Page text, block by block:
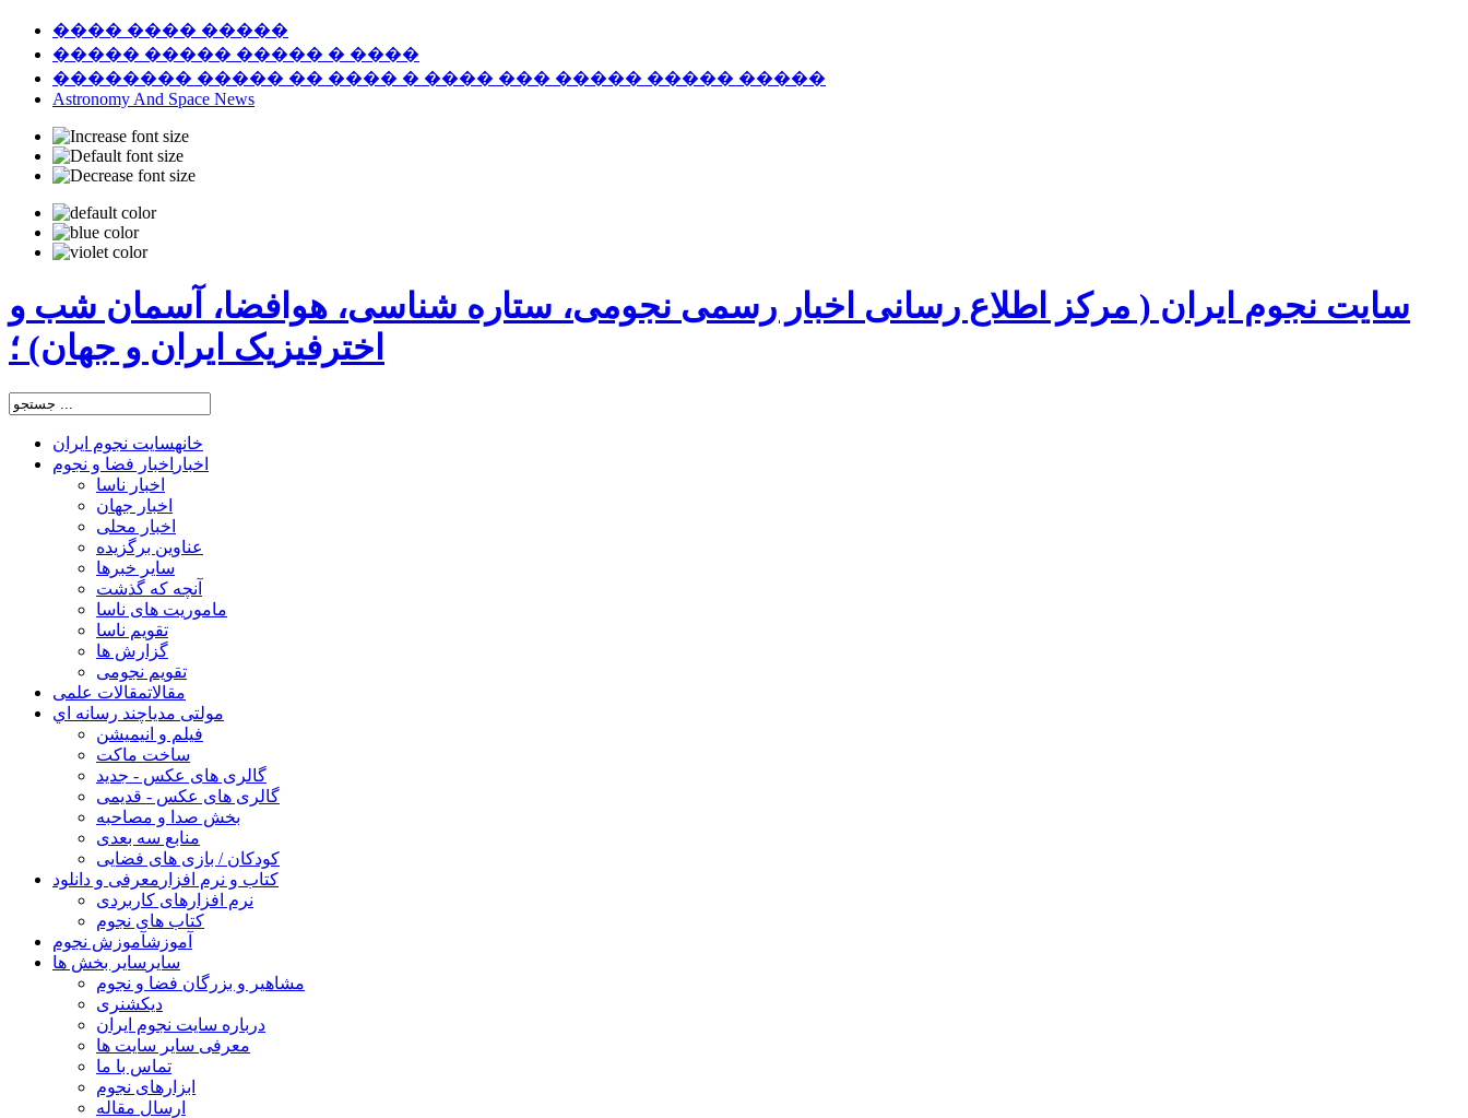
���� ���� �����
����� ����� ����� � ����
�������� ����� �� ���� � ���� ��� ����� ����� �����
Astronomy And Space News
سایت نجوم ایران ( مرکز اطلاع رسانی اخبار رسمی نجومی، ستاره شناسی، هوافضا، آسمان شب و
اخترفیزیک ایران و جهان) ؛
خانهسایت نجوم ایران
اخبار اخبار فضا و نجوم
اخبار ناسا
اخبار جهان
اخبار محلی
عناوین برگزیده
سایر خبرها
آنچه که گذشت
ماموریت های ناسا
تقویم ناسا
گزارش ها
تقویم نجومی
مقالاتمقالات علمی
مولتی مدیاچند رسانه اي
فیلم و انیمیشن
ساخت ماکت
گالری های عکس - جدید
گالری های عکس - قدیمی
بخش صدا و مصاحبه
منابع سه بعدی
کودکان / بازی های فضایی
کتاب و نرم افزار معرفی و دانلود
نرم افزارهای کاربردی
کتاب های نجوم
آموزشآموزش نجوم
سایر سایر بخش ها
مشاهیر و بزرگان فضا و نجوم
دیکشنری
درباره سایت نجوم ایران
معرفی سایر سایت ها
تماس با ما
ابزارهای نجوم
ارسال مقاله